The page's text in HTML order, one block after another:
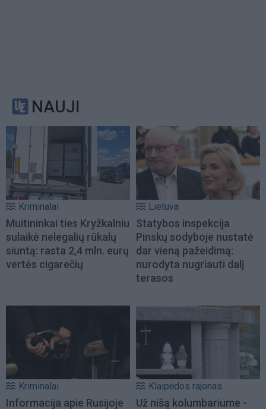
NAUJI
Kriminalai
Muitininkai ties Kryžkalniu
sulaikė nelegalių rūkalų
siuntą: rasta 2,4 mln. eurų
vertės cigarečių
Lietuva
Statybos inspekcija
Pinskų sodyboje nustatė
dar vieną pažeidimą:
nurodyta nugriauti dalį
terasos
Kriminalai
Informacija apie Rusijoje
Klaipėdos rajonas
Už nišą kolumbariume -